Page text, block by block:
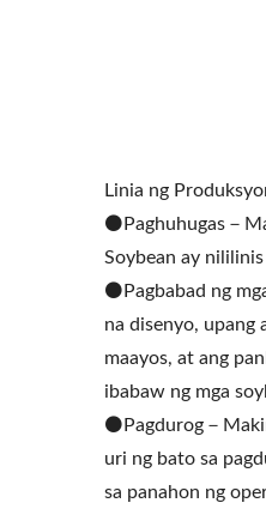
Linia ng
⚫️Paghuhugas－
Soybean ay
⚫️Pagbabad ng
na disenyo, upang
maayos, at ang
ibabaw ng mga
⚫️Pagdurog－
uri ng bato sa
sa panahon ng